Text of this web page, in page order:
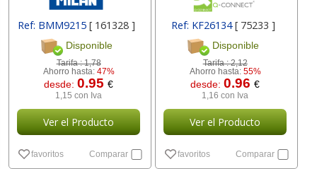
Ref: BMM9215[ 161328 ]
Disponible
Tarifa :1,78
Ahorro hasta: 47%
desde:0.95€
1,15 con Iva
Ver el Producto
favoritos Comparar
Ref: KF26134[ 75233 ]
Disponible
Tarifa :2,12
Ahorro hasta: 55%
desde:0.96€
1,16 con Iva
Ver el Producto
favoritos Comparar